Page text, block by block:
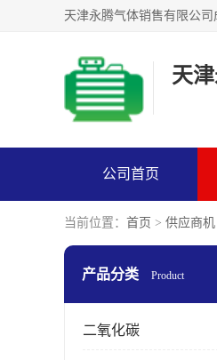
天
公司首页
当前位置： 首页 > 供应商机
产品分类 Product
二氧化碳